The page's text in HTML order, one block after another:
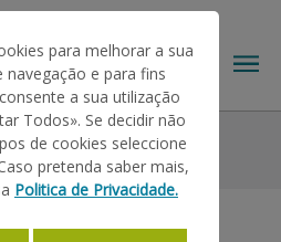
Excecionais de Apoio
para melhorar a sua
navegação e para fins
a sua utilização
Todos». Se decidir não
de cookies seleccione
pretenda saber mais,
Politica de Privacidade.